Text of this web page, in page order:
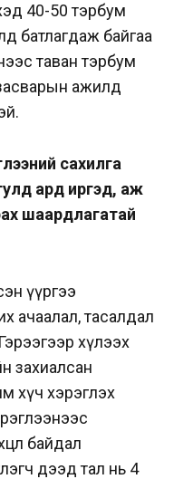
40-50 тэрбум
батлагдаж байгаа
таван тэрбум
засварын ажилд
сахилга
ард иргэд, аж
шаардлагатай
үүргээ
ачаалал, тасалдал
хүлээх
захиалсан
хүч хэрэглэх
байдал
дээд тал нь 4